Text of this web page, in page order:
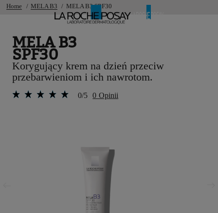
Home MELA B3 MELA B3 SPF30
MELA B3
SPF30
Korygujący krem na dzień przeciw
przebarwieniom i ich nawrotom.
0/5 0 Opinii